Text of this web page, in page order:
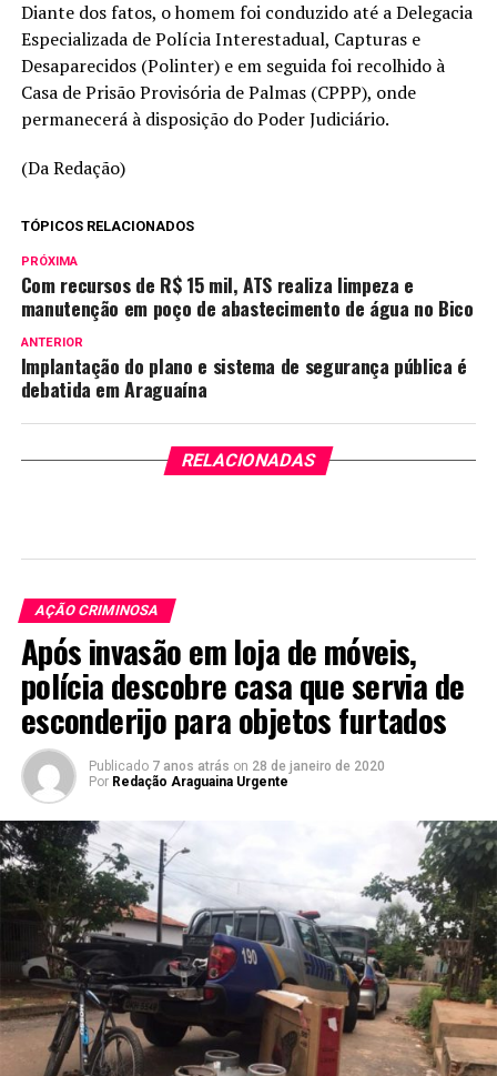
Diante dos fatos, o homem foi conduzido até a Delegacia
Especializada de Polícia Interestadual, Capturas e
Desaparecidos (Polinter) e em seguida foi recolhido à
Casa de Prisão Provisória de Palmas (CPPP), onde
permanecerá à disposição do Poder Judiciário.
(Da Redação)
TÓPICOS RELACIONADOS
PRÓXIMA
Com recursos de R$ 15 mil, ATS realiza limpeza e
manutenção em poço de abastecimento de água no Bico
ANTERIOR
Implantação do plano e sistema de segurança pública é
debatida em Araguaína
RELACIONADAS
AÇÃO CRIMINOSA
Após invasão em loja de móveis,
polícia descobre casa que servia de
esconderijo para objetos furtados
Publicado 7 anos atrás on 28 de janeiro de 2020
Por Redação Araguaina Urgente